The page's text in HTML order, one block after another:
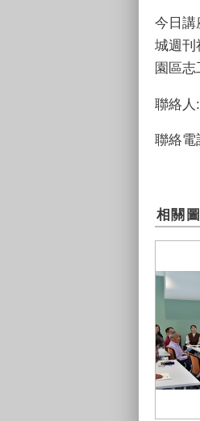
今日講
城週刊
園區
聯絡人
聯絡電
相關